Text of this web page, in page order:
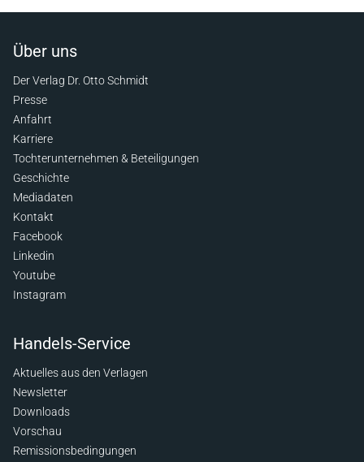
Über uns
Der Verlag Dr. Otto Schmidt
Presse
Anfahrt
Karriere
Tochterunternehmen & Beteiligungen
Geschichte
Mediadaten
Kontakt
Facebook
Linkedin
Youtube
Instagram
Handels-Service
Aktuelles aus den Verlagen
Newsletter
Downloads
Vorschau
Remissionsbedingungen